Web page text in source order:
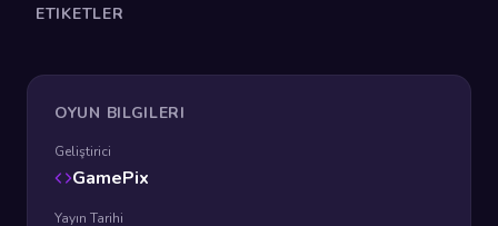
ETIKETLER
OYUN BILGILERI
Geliştirici
GamePix
Yayın Tarihi